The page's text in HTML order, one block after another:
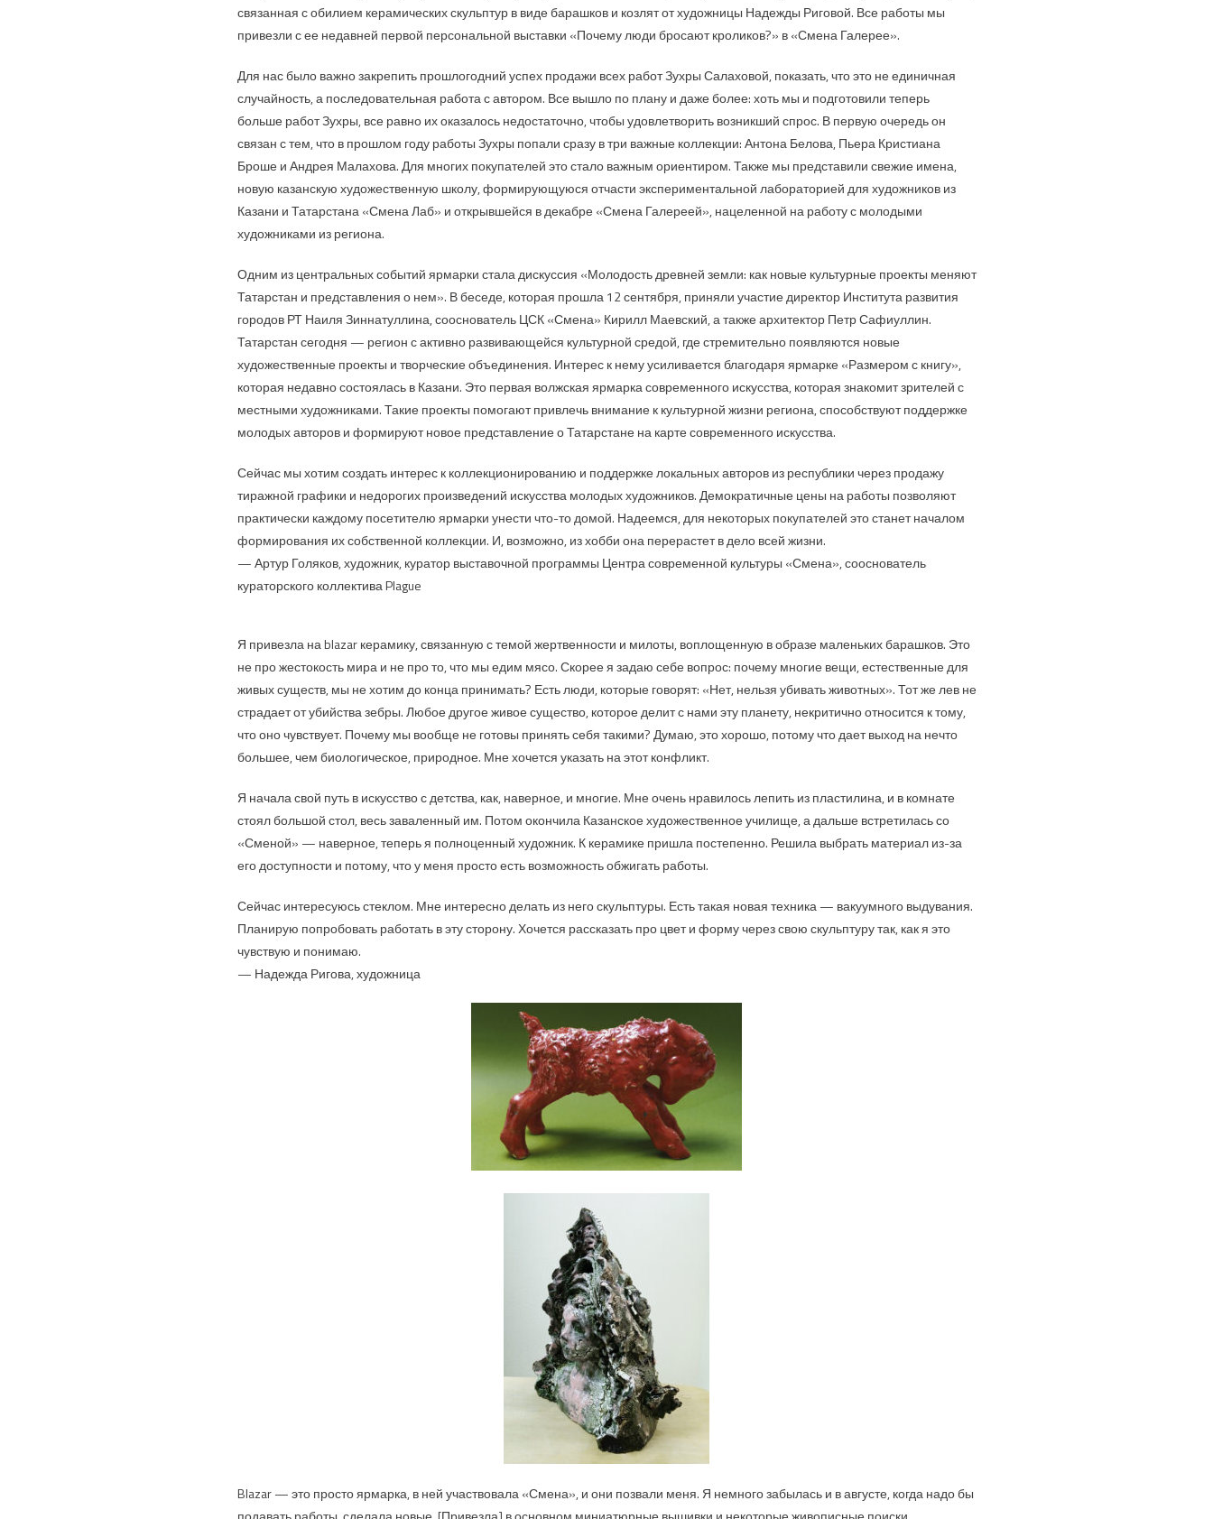
связанная с обилием керамических скульптур в виде барашков и козлят от художницы Надежды Риговой. Все работы мы
привезли с ее недавней первой персональной выставки «Почему люди бросают кроликов?» в «Смена Галерее».
Для нас было важно закрепить прошлогодний успех продажи всех работ Зухры Салаховой, показать, что это не единичная
случайность, а последовательная работа с автором. Все вышло по плану и даже более: хоть мы и подготовили теперь
больше работ Зухры, все равно их оказалось недостаточно, чтобы удовлетворить возникший спрос. В первую очередь он
связан с тем, что в прошлом году работы Зухры попали сразу в три важные коллекции: Антона Белова, Пьера Кристиана
Броше и Андрея Малахова. Для многих покупателей это стало важным ориентиром. Также мы представили свежие имена,
новую казанскую художественную школу, формирующуюся отчасти экспериментальной лабораторией для художников из
Казани и Татарстана «Смена Лаб» и открывшейся в декабре «Смена Галереей», нацеленной на работу с молодыми
художниками из региона.
Одним из центральных событий ярмарки стала дискуссия «Молодость древней земли: как новые культурные проекты меняют
Татарстан и представления о нем». В беседе, которая прошла 12 сентября, приняли участие директор Института развития
городов РТ Наиля Зиннатуллина, сооснователь ЦСК «Смена» Кирилл Маевский, а также архитектор Петр Сафиуллин.
Татарстан сегодня — регион с активно развивающейся культурной средой, где стремительно появляются новые
художественные проекты и творческие объединения. Интерес к нему усиливается благодаря ярмарке «Размером с книгу»,
которая недавно состоялась в Казани. Это первая волжская ярмарка современного искусства, которая знакомит зрителей с
местными художниками. Такие проекты помогают привлечь внимание к культурной жизни региона, способствуют поддержке
молодых авторов и формируют новое представление о Татарстане на карте современного искусства.
Сейчас мы хотим создать интерес к коллекционированию и поддержке локальных авторов из республики через продажу
тиражной графики и недорогих произведений искусства молодых художников. Демократичные цены на работы позволяют
практически каждому посетителю ярмарки унести что-то домой. Надеемся, для некоторых покупателей это станет началом
формирования их собственной коллекции. И, возможно, из хобби она перерастет в дело всей жизни.
— Артур Голяков, художник, куратор выставочной программы Центра современной культуры «Смена», сооснователь
кураторского коллектива Plague
Я привезла на blazar керамику, связанную с темой жертвенности и милоты, воплощенную в образе маленьких барашков. Это
не про жестокость мира и не про то, что мы едим мясо. Скорее я задаю себе вопрос: почему многие вещи, естественные для
живых существ, мы не хотим до конца принимать? Есть люди, которые говорят: «Нет, нельзя убивать животных». Тот же лев не
страдает от убийства зебры. Любое другое живое существо, которое делит с нами эту планету, некритично относится к тому,
что оно чувствует. Почему мы вообще не готовы принять себя такими? Думаю, это хорошо, потому что дает выход на нечто
большее, чем биологическое, природное. Мне хочется указать на этот конфликт.
Я начала свой путь в искусство с детства, как, наверное, и многие. Мне очень нравилось лепить из пластилина, и в комнате
стоял большой стол, весь заваленный им. Потом окончила Казанское художественное училище, а дальше встретилась со
«Сменой» — наверное, теперь я полноценный художник. К керамике пришла постепенно. Решила выбрать материал из-за
его доступности и потому, что у меня просто есть возможность обжигать работы.
Сейчас интересуюсь стеклом. Мне интересно делать из него скульптуры. Есть такая новая техника — вакуумного выдувания.
Планирую попробовать работать в эту сторону. Хочется рассказать про цвет и форму через свою скульптуру так, как я это
чувствую и понимаю.
— Надежда Ригова, художница
Blazar — это просто ярмарка, в ней участвовала «Смена», и они позвали меня. Я немного забылась и в августе, когда надо бы